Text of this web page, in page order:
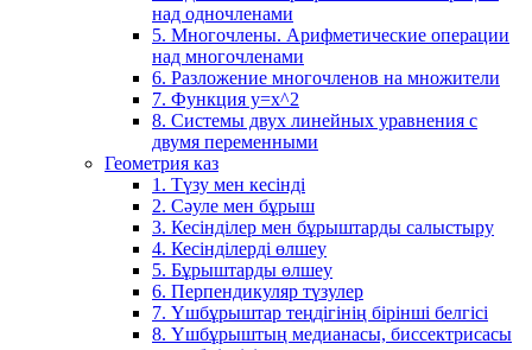
над одночленами
5. Многочлены. Арифметические операции
над многочленами
6. Разложение многочленов на множители
7. Функция y=x^2
8. Системы двух линейных уравнения с
двумя переменными
Геометрия каз
1. Түзу мен кесінді
2. Сәуле мен бұрыш
3. Кесінділер мен бұрыштарды салыстыру
4. Кесінділерді өлшеу
5. Бұрыштарды өлшеу
6. Перпендикуляр түзулер
7. Үшбұрыштар теңдігінің бірінші белгісі
8. Үшбұрыштың медианасы, биссектрисасы